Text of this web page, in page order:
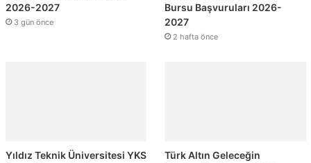
2026-2027
3 gün önce
Bursu Başvuruları 2026-
2027
2 hafta önce
Yıldız Teknik Üniversitesi YKS
Türk Altın Geleceğin